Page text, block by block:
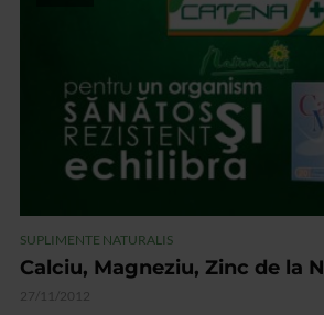
SUPLIMENTE NATURALIS
Calciu, Magneziu, Zinc de la
27/11/2012